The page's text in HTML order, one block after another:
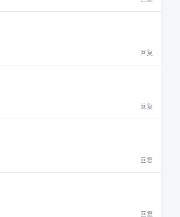
回复
回复
回复
回复